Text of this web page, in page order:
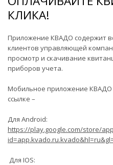
КЛИКА!
Приложение КВАДО содержит
клиентов управляющей
просмотр и скачивание
приборов учета.
Мобильное приложение КВАДО
ссылке –
Для Android:
https://play.google.com/store/
Для IOS: